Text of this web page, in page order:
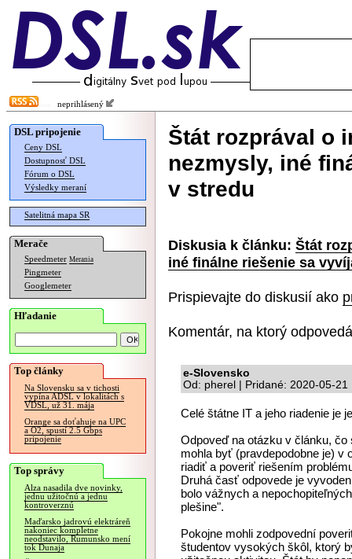
neprihlásený
DSL pripojenie
Ceny DSL
Dostupnosť DSL
Fórum o DSL
Výsledky meraní
Satelitná mapa SR
Merače
Speedmeter Merania
Pingmeter
Googlemeter
Hľadanie
Top články
Na Slovensku sa v tichosti
vypína ADSL v lokalitách s
VDSL, už 31. mája
Orange sa doťahuje na UPC
a O2, spustí 2.5 Gbps
pripojenie
Top správy
Alza nasadila dve novinky,
jednu užitočnú a jednu
kontroverznú
Maďarsko jadrovú elektráreň
nakoniec kompletne
neodstavilo, Rumunsko mení
tok Dunaja
Štát rozprával o
nezmysly, iné
v stredu
Diskusia k článku: Štát
iné finálne riešenie sa
Prispievajte do diskusií ako
Komentár, na ktorý
e-Slovensko
Od: pherel | Pridané: 2020-05-21
Celé štátne IT a jeho riadenie je
Odpoveď na otázku v článku, čo
mohla byť (pravdepodobne je) v
riadiť a poveriť riešením
Druhá časť odpovede je
bolo vážnych a
plešine".
Pokojne mohli zodpovední
študentov vysokých škôl, ktorý